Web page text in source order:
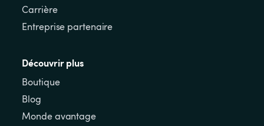
Carrière
Entreprise partenaire
Découvrir plus
Boutique
Blog
Monde avantage